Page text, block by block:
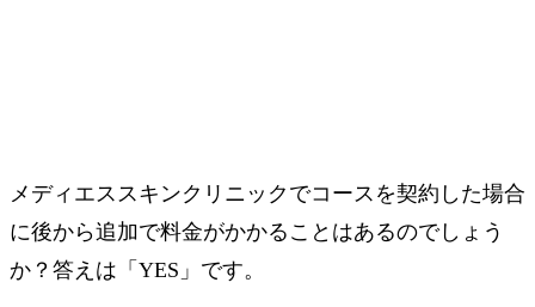
メディエススキンクリニックでコースを契約した場合
に後から追加で料金がかかることはあるのでしょう
か？答えは「YES」です。